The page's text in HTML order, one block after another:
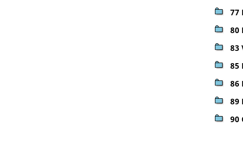
77
80
83
85
86
89
90